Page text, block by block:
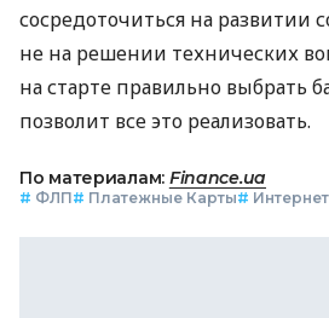
сосредоточиться на развитии
не на решении технических
на старте правильно выбрать
позволит все это реализовать.
По материалам: Finance.ua
# ФЛП# Платежные Карты#